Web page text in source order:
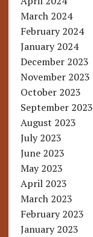
March 2024
February 2024
January 2024
December 2023
November 2023
October 2023
September 2023
August 2023
July 2023
June 2023
May 2023
April 2023
March 2023
February 2023
January 2023